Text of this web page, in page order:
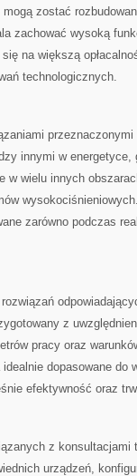
zostać
zachować wysoką
na większą
technologicznych.
przeznaczonymi
innymi w
w wielu innych
zarówno podczas
z
pracy oraz
dopasowane do
efektywność oraz
z
urządzeń,